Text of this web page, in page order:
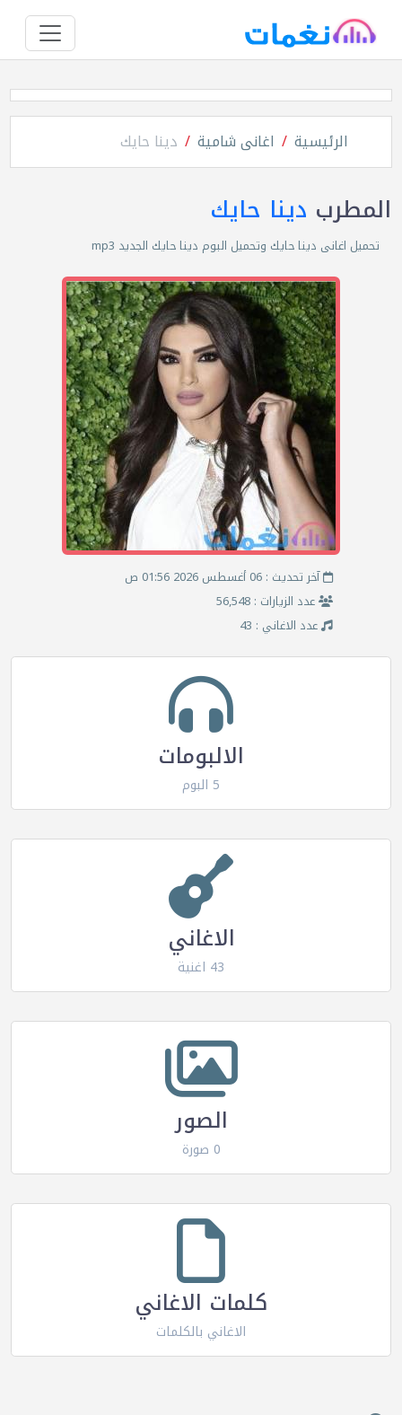
الرئيسية اغانى شامية دينا حايك
المطرب دينا حايك
تحميل اغانى دينا حايك وتحميل البوم دينا حايك الجديد mp3
آخر تحديث : 06 أغسطس 2026 01:56 ص
عدد الزيارات : 56,548
عدد الاغاني : 43
الالبومات
5 البوم
الاغاني
43 اغنية
الصور
0 صورة
كلمات الاغاني
الاغاني بالكلمات